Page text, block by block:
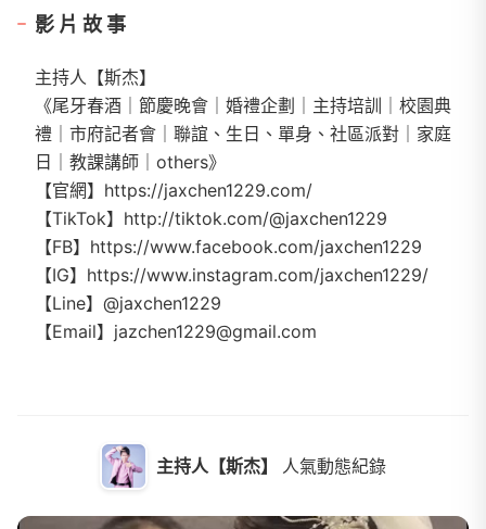
影片故事
主持人【斯杰】
《尾牙春酒｜節慶晚會｜婚禮企劃｜主持培訓｜校園典
禮｜市府記者會｜聯誼、生日、單身、社區派對｜家庭
日｜教課講師｜others》
【官網】https://jaxchen1229.com/
【TikTok】http://tiktok.com/@jaxchen1229
【FB】https://www.facebook.com/jaxchen1229
【IG】https://www.instagram.com/jaxchen1229/
【Line】@jaxchen1229
【Email】jazchen1229@gmail.com
主持人【斯杰】 人氣動態紀錄